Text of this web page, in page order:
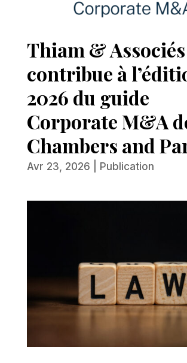
Thiam & Associés
contribue à
2026 du guide
Corporate M&A
Chambers and
Avr 23, 2026 Publication